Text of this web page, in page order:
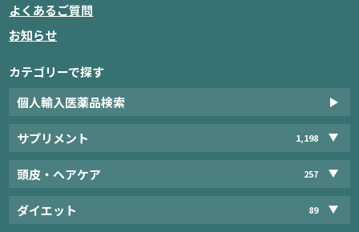
よくあるご質問
お知らせ
カテゴリーで探す
個人輸入医薬品検索
サプリメント 1,198
頭皮・ヘアケア 257
ダイエット 89